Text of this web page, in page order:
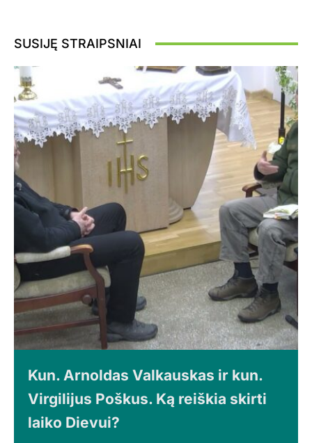
SUSIJĘ STRAIPSNIAI
Kun. Arnoldas Valkauskas ir kun.
Virgilijus Poškus. Ką reiškia skirti
laiko Dievui?